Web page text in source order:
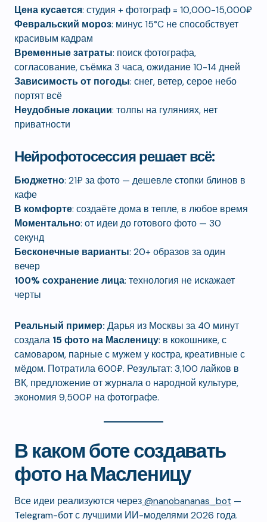
Цена кусается: студия + фотограф = 10,000-15,000₽
Февральский мороз: минус 15°C не способствует
красивым кадрам
Временные затраты: поиск фотографа,
согласование, съёмка 3 часа, ожидание 10-14 дней
Зависимость от погоды: снег, ветер, серое небо
портят всё
Неудобные локации: толпы на гуляниях, нет
приватности
Нейрофотосессия решает всё:
Бюджетно: 21₽ за фото — дешевле стопки блинов в
кафе
В комфорте: создаёте дома в тепле, в любое время
Моментально: от идеи до готового фото — 30
секунд
Бесконечные варианты: 20+ образов за один
вечер
100% сохранение лица: технология не искажает
черты
Реальный пример: Дарья из Москвы за 40 минут
создала 15 фото на Масленицу: в кокошнике, с
самоваром, парные с мужем у костра, креативные с
мёдом. Потратила 600₽. Результат: 3,100 лайков в
ВК, предложение от журнала о народной культуре,
экономия 9,500₽ на фотографе.
В каком боте создавать
фото на Масленицу
Все идеи реализуются через @nanobananas_bot —
Telegram-бот с лучшими ИИ-моделями 2026 года.